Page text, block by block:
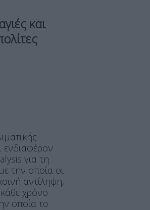
και
ενδιαφέρον
για τη
την οποία οι
αντίληψη,
χρόνο
οποία το